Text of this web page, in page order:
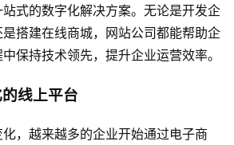
式的数字化解决方案。无论是开发企
搭建在线商城，网站公司都能帮助企
保持技术领先，提升企业运营效率。
的线上平台
，越来越多的企业开始通过电子商